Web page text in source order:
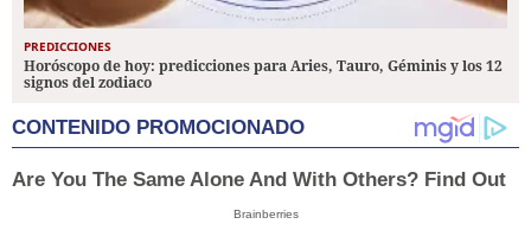
PREDICCIONES
Horóscopo de hoy: predicciones para Aries, Tauro, Géminis y los 12
signos del zodiaco
CONTENIDO PROMOCIONADO
Are You The Same Alone And With Others? Find Out
Brainberries